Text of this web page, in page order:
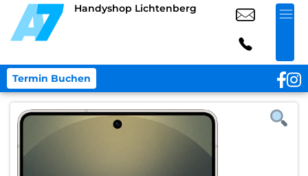
Handyshop Lichtenberg
Termin Buchen